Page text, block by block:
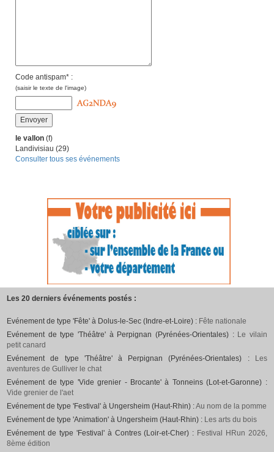
Code antispam* :
(saisir le texte de l'image)
le vallon (f)
Landivisiau (29)
Consulter tous ses événements
Les 20 derniers événements postés :
Evénement de type 'Fête' à Dolus-le-Sec (Indre-et-Loire) : Fête nationale
Evénement de type 'Théâtre' à Perpignan (Pyrénées-Orientales) : Le vilain
petit canard
Evénement de type 'Théâtre' à Perpignan (Pyrénées-Orientales) :
Les
aventures de Gulliver le chat
Evénement de type 'Vide grenier - Brocante' à Tonneins (Lot-et-Garonne) :
Vide grenier de l'aet
Evénement de type 'Festival' à Ungersheim (Haut-Rhin) :Au nom de la pomme
Evénement de type 'Animation' à Ungersheim (Haut-Rhin) : Les arts du bois
Evénement de type 'Festival' à Contres (Loir-et-Cher) : Festival HRun 2026,
8ème édition